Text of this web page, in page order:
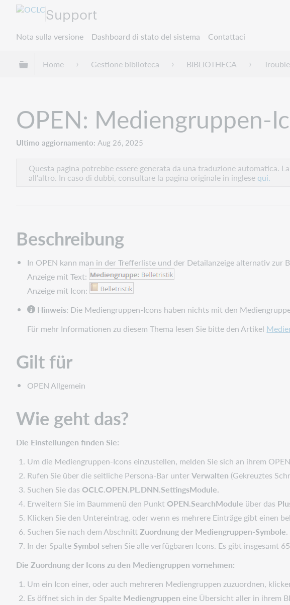
Support
Nota sulla versione Dashboard di stato del sistema Contattaci
Espandi/comprimi la gerarchia globale
Home Gestione biblioteca BIBLIOTHECA
OPEN: Mediengruppen-
Ultimo aggiornamento Aug 26, 2025
Questa pagina potrebbe essere generata da una traduzione automatica.
all'altro. In caso di dubbi, consultare la pagina originale in inglese qui.
Beschreibung
In OPEN kann man in der Trefferliste und der Detailanzeige alternativ
Anzeige mit Text:
Anzeige mit Icon:
Hinweis: Die Mediengruppen-Icons haben nichts mit den
Für mehr Informationen zu diesem Thema lesen Sie bitte den Artikel
Gilt für
OPEN Allgemein
Wie geht das?
Die Einstellungen finden Sie:
Um die Mediengruppen-Icons einzustellen, melden Sie sich an ihrem
Rufen Sie über die seitliche Persona-Bar unterVerwalten (Gekreuztes
Suchen Sie dasOCLC.OPEN.PL.DNN.SettingsModule.
Erweitern Sie im Baummenü den PunktOPEN.SearchModule über das
Klicken Sie den Untereintrag, oder wenn es mehrere Einträge gibt einen
Suchen Sie nach dem AbschnittZuordnung der Mediengruppen-Symbole.
In der Spalte Symbol sehen Sie alle verfügbaren Icons. Es gibt insgesamt
Die Zuordnung der Icons zu den Mediengruppen vornehmen:
Um ein Icon einer, oder auch mehreren Mediengruppen zuzuordnen,
Es öffnet sich in der Spalte Mediengruppen eine Übersicht aller in ihrem